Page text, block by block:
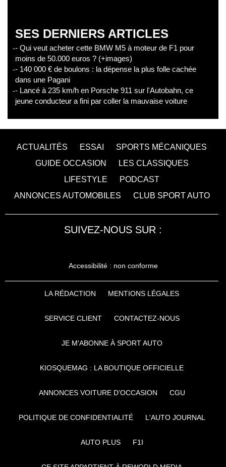
SES DERNIERS ARTICLES
- Qui veut acheter cette BMW M5 à moteur de F1 pour
moins de 50.000 euros ? (+images)
- 140 000 € de boulons : la dépense la plus folle cachée
dans une Pagani
- Lancé à 235 km/h en Porsche 911 sur l'Autobahn, ce
jeune conducteur a fini par coller la mauvaise voiture
ACTUALITÉS ESSAI
SPORTS MÉCANIQUES
GUIDE OCCASION
LES CLASSIQUES
LIFESTYLE
PODCAST
ANNONCES AUTOMOBILES
CLUB SPORT AUTO
SUIVEZ-NOUS SUR :
Accessibilité : non conforme
LA RÉDACTION MENTIONS LÉGALES
SERVICE CLIENT CONTACTEZ-NOUS
JE M'ABONNE À SPORT AUTO
KIOSQUEMAG : LA BOUTIQUE OFFICIELLE
ANNONCES VOITURE D’OCCASION CGU
POLITIQUE DE CONFIDENTIALITÉ L'AUTO JOURNAL
AUTO PLUS F1I